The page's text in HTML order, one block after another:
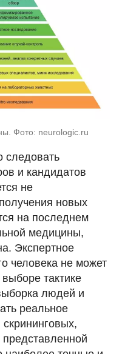
Фото: neurologic.ru
следовать
и кандидатов
не
новых
на последнем
медицины,
Экспертное
человека не может
тактике
людей и
реальное
скрининговых,